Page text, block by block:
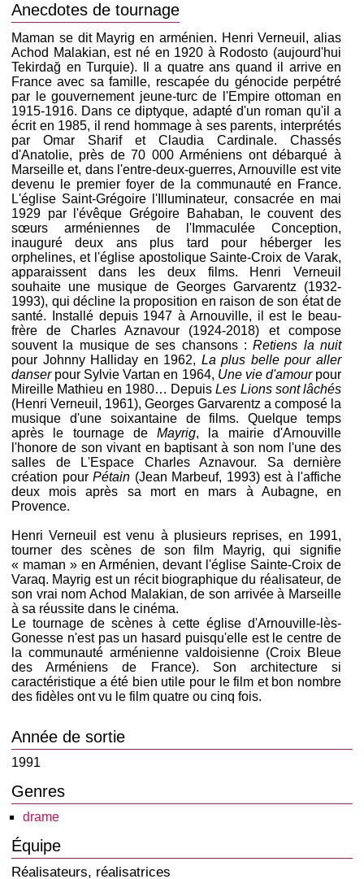
Anecdotes de tournage
Maman se dit Mayrig en arménien. Henri Verneuil, alias
Achod Malakian, est né en 1920 à Rodosto (aujourd'hui
Tekirdağ en Turquie). Il a quatre ans quand il arrive en
France avec sa famille, rescapée du génocide perpétré
par le gouvernement jeune-turc de l'Empire ottoman en
1915-1916. Dans ce diptyque, adapté d'un roman qu'il a
écrit en 1985, il rend hommage à ses parents, interprétés
par Omar Sharif et Claudia Cardinale. Chassés
d'Anatolie, près de 70 000 Arméniens ont débarqué à
Marseille et, dans l'entre-deux-guerres, Arnouville est vite
devenu le premier foyer de la communauté en France.
L'église Saint-Grégoire l'Illuminateur, consacrée en mai
1929 par l'évêque Grégoire Bahaban, le couvent des
sœurs arméniennes de l'Immaculée Conception,
inauguré deux ans plus tard pour héberger les
orphelines, et l'église apostolique Sainte-Croix de Varak,
apparaissent dans les deux films. Henri Verneuil
souhaite une musique de Georges Garvarentz (1932-
1993), qui décline la proposition en raison de son état de
santé. Installé depuis 1947 à Arnouville, il est le beau-
frère de Charles Aznavour (1924-2018) et compose
souvent la musique de ses chansons :Retiens la nuit
pour Johnny Halliday en 1962, La plus belle pour aller
danser pour Sylvie Vartan en 1964, Une vie d'amourpour
Mireille Mathieu en 1980… Depuis Les Lions sont lâchés
(Henri Verneuil, 1961), Georges Garvarentz a composé la
musique d'une soixantaine de films. Quelque temps
après le tournage deMayrig, la mairie d'Arnouville
l'honore de son vivant en baptisant à son nom l'une des
salles de L'Espace Charles Aznavour. Sa dernière
création pour Pétain (Jean Marbeuf, 1993) est à l'affiche
deux mois après sa mort en mars à Aubagne, en
Provence.
Henri Verneuil est venu à plusieurs reprises, en 1991,
tourner des scènes de son film Mayrig, qui signifie
« maman » en Arménien, devant l'église Sainte-Croix de
Varaq. Mayrig est un récit biographique du réalisateur, de
son vrai nom Achod Malakian, de son arrivée à Marseille
à sa réussite dans le cinéma.
Le tournage de scènes à cette église d'Arnouville-lès-
Gonesse n'est pas un hasard puisqu'elle est le centre de
la communauté arménienne valdoisienne (Croix Bleue
des Arméniens de France). Son architecture si
caractéristique a été bien utile pour le film et bon nombre
des fidèles ont vu le film quatre ou cinq fois.
Année de sortie
1991
Genres
drame
Équipe
Réalisateurs, réalisatrices